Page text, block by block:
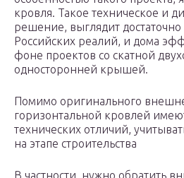
кровля. Такое техническое и
решение, выглядит
Российских реалий, и дома
фоне проектов со скатной
односторонней крышей.
Помимо оригинального
горизонтальной кровлей
технических отличий,
на этапе строительства
В частности, нужно обратить